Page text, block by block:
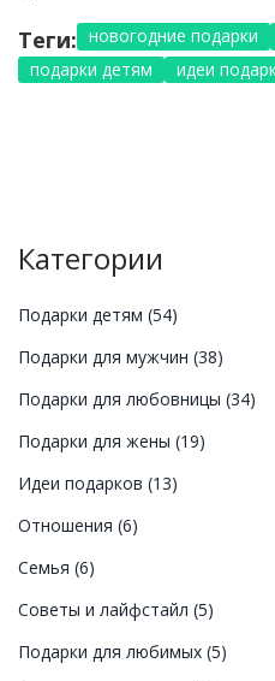
Теги: новогодние подарки
подарки детям
идеи
Категории
Подарки детям (54)
Подарки для мужчин (38)
Подарки для любовницы (34)
Подарки для жены (19)
Идеи подарков (13)
Отношения (6)
Семья (6)
Советы и лайфстайл (5)
Подарки для любимых (5)